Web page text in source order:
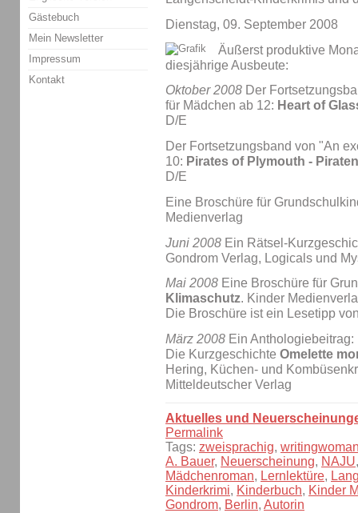
Dienstag, 09. September 2008
Äußerst produktive
diesjährige Ausbeute:
Oktober 2008 Der
für Mädchen ab 12: Heart of
D/E
Der Fortsetzungsband von "An
10: Pirates of Plymouth -
D/E
Eine Broschüre für
Medienverlag
Juni 2008 Ein Rätsel-
Gondrom Verlag, Logicals und
Mai 2008 Eine Broschüre für
Klimaschutz. Kinder
Die Broschüre ist ein Lesetipp
März 2008 Ein Anthologiebeitrag:
Die Kurzgeschichte Omelette
Hering, Küchen- und
Mitteldeutscher Verlag
Aktuelles und
Permalink
Tags: zweisprachig,
A. Bauer, Neuerscheinung, NAJU
Mädchenroman, Lernlektüre,
Kinderkrimi, Kinderbuch, Kinder
Gondrom, Berlin, Autorin
Gästebuch
Mein Newsletter
Impressum
Kontakt